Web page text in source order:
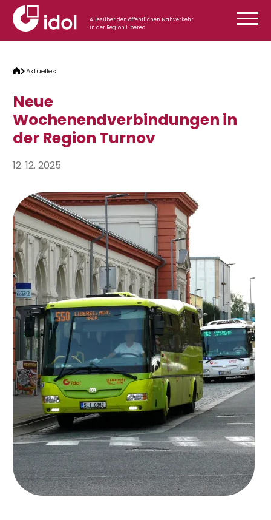
Zum Inhalt springen
Alles über den öffentlichen Nahverkehr
in der Region Liberec
Aktuelles
Neue
Wochenendverbindungen in
der Region Turnov
12. 12. 2025